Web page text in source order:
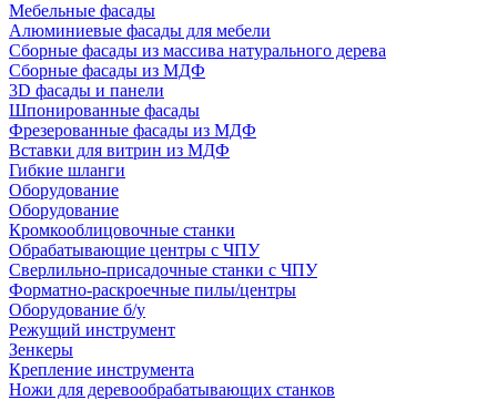
Мебельные фасады
Алюминиевые фасады для мебели
Сборные фасады из массива натурального дерева
Сборные фасады из МДФ
3D фасады и панели
Шпонированные фасады
Фрезерованные фасады из МДФ
Вставки для витрин из МДФ
Гибкие шланги
Оборудование
Оборудование
Кромкооблицовочные станки
Обрабатывающие центры с ЧПУ
Сверлильно-присадочные станки с ЧПУ
Форматно-раскроечные пилы/центры
Оборудование б/у
Режущий инструмент
Зенкеры
Крепление инструмента
Ножи для деревообрабатывающих станков